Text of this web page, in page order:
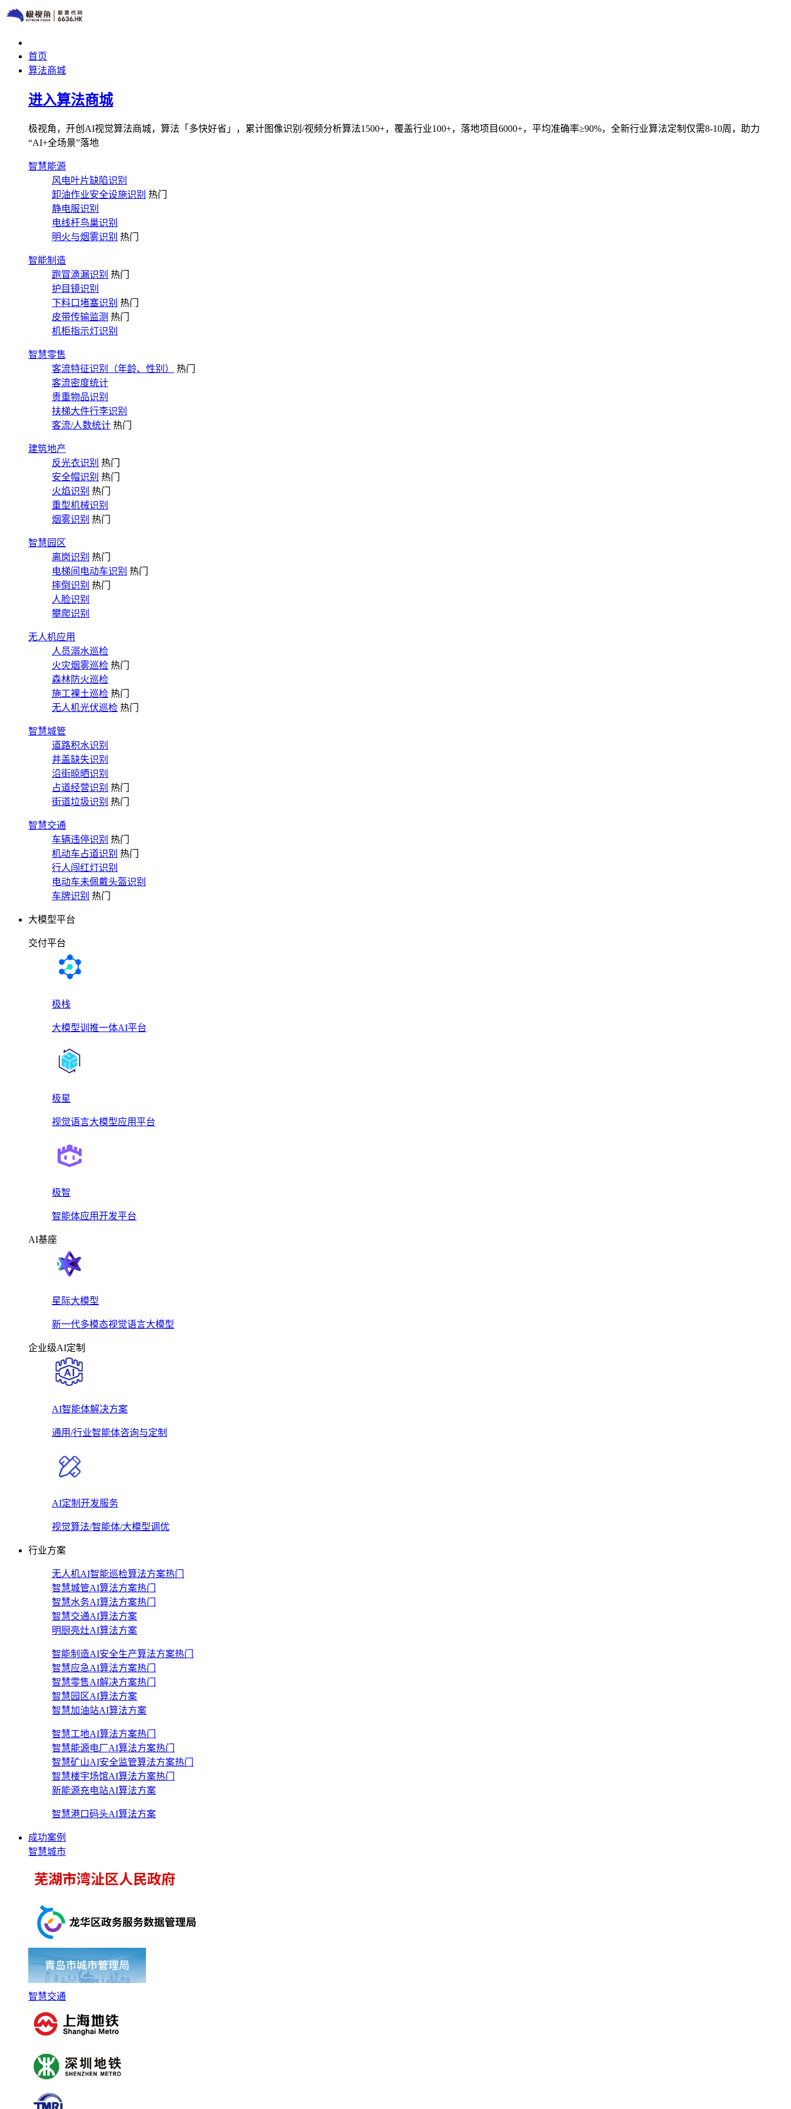
首页
算法商城
进入算法商城
极视角，开创AI视觉算法商城，算法「多快好省」，累计图像识别/视频分析算法1500+，覆盖行业100+，落地项目6000+，平均准确率≥90%，全新行业算法定制仅需8-10周，助力
“AI+全场景”落地
智慧能源
风电叶片缺陷识别
卸油作业安全设施识别 热门
静电服识别
电线杆鸟巢识别
明火与烟雾识别 热门
智能制造
跑冒滴漏识别 热门
护目镜识别
下料口堵塞识别 热门
皮带传输监测 热门
机柜指示灯识别
智慧零售
客流特征识别（年龄、性别）
热门
客流密度统计
贵重物品识别
扶梯大件行李识别
客流/人数统计 热门
建筑地产
反光衣识别 热门
安全帽识别 热门
火焰识别 热门
重型机械识别
烟雾识别 热门
智慧园区
离岗识别 热门
电梯间电动车识别 热门
摔倒识别 热门
人脸识别
攀爬识别
无人机应用
人员溺水巡检
火灾烟雾巡检 热门
森林防火巡检
施工裸土巡检 热门
无人机光伏巡检 热门
智慧城管
道路积水识别
井盖缺失识别
沿街晾晒识别
占道经营识别 热门
街道垃圾识别 热门
智慧交通
车辆违停识别 热门
机动车占道识别 热门
行人闯红灯识别
电动车未佩戴头盔识别
车牌识别 热门
大模型平台
交付平台
极栈
大模型训推一体AI平台
极星
视觉语言大模型应用平台
极智
智能体应用开发平台
AI基座
星际大模型
新一代多模态视觉语言大模型
企业级AI定制
AI智能体解决方案
通用/行业智能体咨询与定制
AI定制开发服务
视觉算法/智能体/大模型调优
行业方案
无人机AI智能巡检算法方案热门
智慧城管AI算法方案热门
智慧水务AI算法方案热门
智慧交通AI算法方案
明厨亮灶AI算法方案
智能制造AI安全生产算法方案热门
智慧应急AI算法方案热门
智慧零售AI解决方案热门
智慧园区AI算法方案
智慧加油站AI算法方案
智慧工地AI算法方案热门
智慧能源电厂AI算法方案热门
智慧矿山AI安全监管算法方案热门
智慧楼宇场馆AI算法方案热门
新能源充电站AI算法方案
智慧港口码头AI算法方案
成功案例
智慧城市
智慧交通